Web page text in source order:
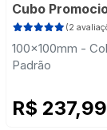
Cubo
(2
100x100mm -
Padrão
R$ 237,99